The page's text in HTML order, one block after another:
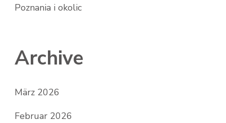
Poznania i okolic
Archive
März 2026
Februar 2026